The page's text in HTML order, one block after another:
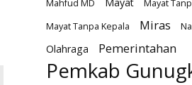
Mahfud MD
Mayat
Mayat Tanpa Kepala
Miras
Olahraga Pemerintahan
Pemkab